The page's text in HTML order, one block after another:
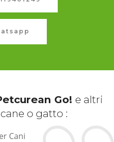
Go! e altri
o gatto :
Cani